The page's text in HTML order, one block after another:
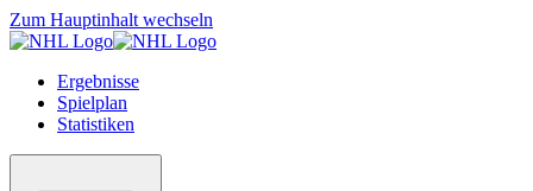
Zum Hauptinhalt wechseln
Ergebnisse
Spielplan
Statistiken